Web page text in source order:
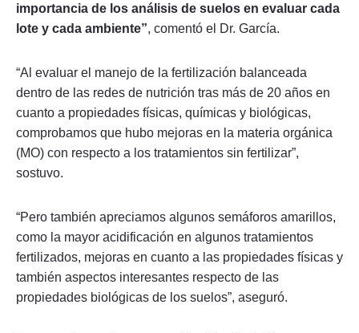
importancia de los análisis de suelos en evaluar cada
lote y cada ambiente”, comentó el Dr. García.
“Al evaluar el manejo de la fertilización balanceada
dentro de las redes de nutrición tras más de 20 años en
cuanto a propiedades físicas, químicas y biológicas,
comprobamos que hubo mejoras en la materia orgánica
(MO) con respecto a los tratamientos sin fertilizar”,
sostuvo.
“Pero también apreciamos algunos semáforos amarillos,
como la mayor acidificación en algunos tratamientos
fertilizados, mejoras en cuanto a las propiedades físicas y
también aspectos interesantes respecto de las
propiedades biológicas de los suelos”, aseguró.